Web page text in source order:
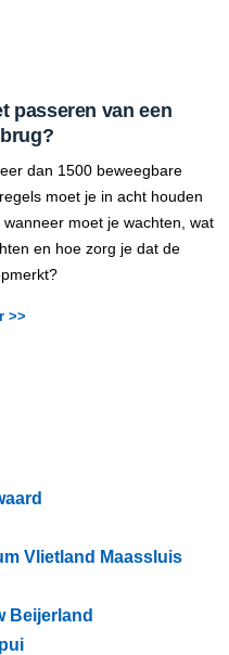
passeren van een
dan 1500 beweegbare
moet je in acht houden
moet je wachten, wat
en hoe zorg je dat de
>>
Vlietland Maassluis
Beijerland